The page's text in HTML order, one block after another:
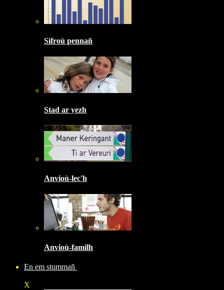
Sifroù pennañ
Stad ar yezh
Anvioù-lec'h
Anvioù-familh
En em stummañ
X